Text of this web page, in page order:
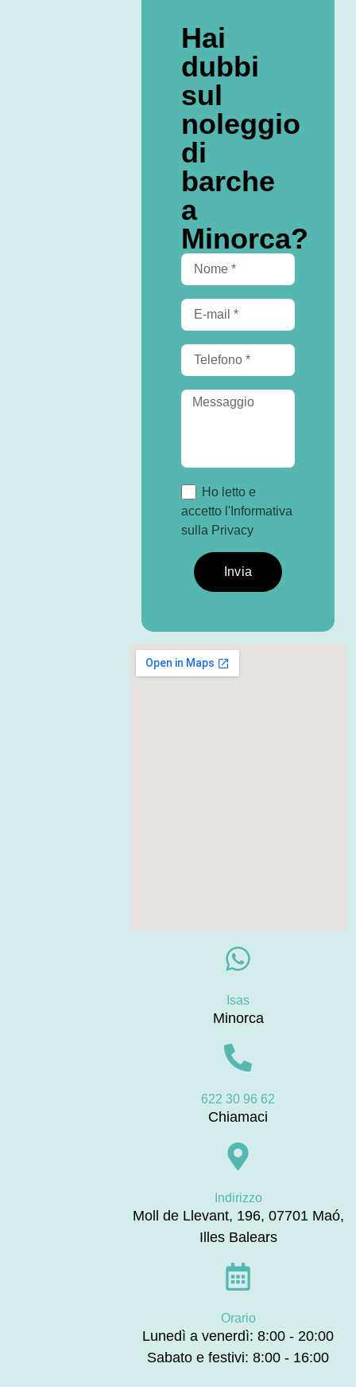
Isas
Minorca
622 30 96 62
Chiamaci
Indirizzo
Moll de Llevant, 196, 07701 Maó,
Illes Balears
Orario
Lunedì a venerdì: 8:00 - 20:00
Sabato e festivi: 8:00 - 16:00
Hai
dubbi
sul
noleggio
di
barche
a
Minorca?
Ho letto e
accetto l'Informativa
sulla Privacy
Invia